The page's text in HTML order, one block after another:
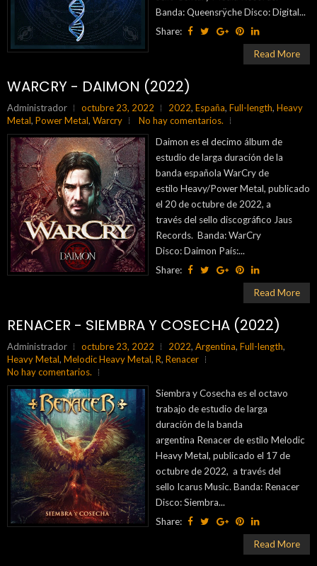
Banda: Queensrÿche Disco: Digital...
Share:
Read More
WARCRY - DAIMON (2022)
Administrador octubre 23, 2022 2022, España, Full-length, Heavy
Metal, Power Metal, Warcry
No hay comentarios.
Daimon es el decimo álbum de
estudio de larga duración de la
banda española WarCry de
estilo Heavy/Power Metal, publicado
el 20 de octubre de 2022, a
través del sello discográfico Jaus
Records. Banda: WarCry
Disco: Daimon País:...
Share:
Read More
RENACER - SIEMBRA Y COSECHA (2022)
Administrador octubre 23, 2022 2022, Argentina, Full-length,
Heavy Metal, Melodic Heavy Metal, R, Renacer
No hay comentarios.
Siembra y Cosecha es el octavo
trabajo de estudio de larga
duración de la banda
argentina Renacer de estilo Melodic
Heavy Metal, publicado el 17 de
octubre de 2022, a través del
sello Icarus Music. Banda: Renacer
Disco: Siembra...
Share:
Read More